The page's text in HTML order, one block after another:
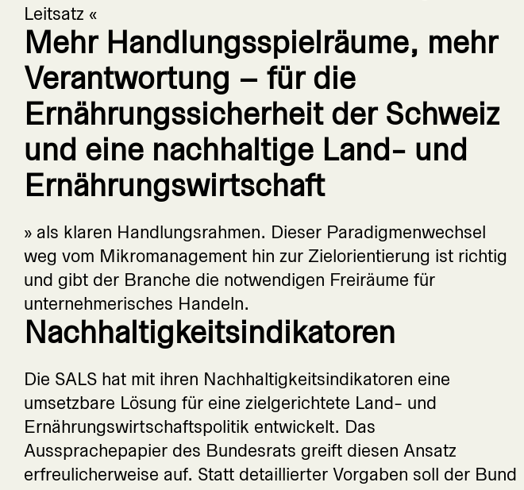
Leitsatz «
Mehr Handlungsspielräume, mehr
Verantwortung – für die
Ernährungssicherheit der Schweiz
und eine nachhaltige Land- und
Ernährungswirtschaft
» als klaren Handlungsrahmen. Dieser Paradigmenwechsel
weg vom Mikromanagement hin zur Zielorientierung ist richtig
und gibt der Branche die notwendigen Freiräume für
unternehmerisches Handeln.
Nachhaltigkeitsindikatoren
Die SALS hat mit ihren Nachhaltigkeitsindikatoren eine
umsetzbare Lösung für eine zielgerichtete Land- und
Ernährungswirtschaftspolitik entwickelt. Das
Aussprachepapier des Bundesrats greift diesen Ansatz
erfreulicherweise auf. Statt detaillierter Vorgaben soll der Bund